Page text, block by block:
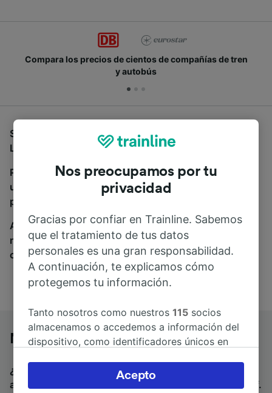
Compara los precios de cientos de compañías de tren
y autobús
Si estás buscando autobuses de Nürnberg Hbf a
Leipzig, estás en el sitio adecuado.
Para encontrar billetes de autobús, simplemente haz
una búsqueda y nosotros compararemos horarios y
precios tanto de tren como de autobús.
A donde quiera que vayas, tu viaje empieza con
nosotros. Encuentra billetes de más de 170
compañías de tren y autobús.
Nürnberg Hbf a Leipzig en autobús
¿Estás buscando un billete de vuelta para volver en
autobús? Visita
autobuses de Leipzig a Nürnberg Hbf .
Nos preocupamos por tu
privacidad
Gracias por confiar en Trainline. Sabemos
que el tratamiento de tus datos
personales es una gran responsabilidad.
A continuación, te explicamos cómo
protegemos tu información.
Tanto nosotros como nuestros115 socios
almacenamos o accedemos a información del
dispositivo, como identificadores únicos en
Puedes aceptar o administrar tus preferencias
haciendo clic abajo, incluido el derecho de
Acepto